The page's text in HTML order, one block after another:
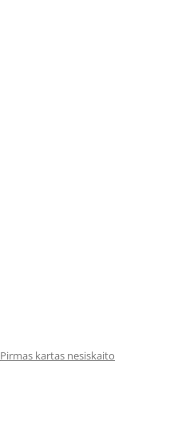
Pirmas kartas nesiskaito